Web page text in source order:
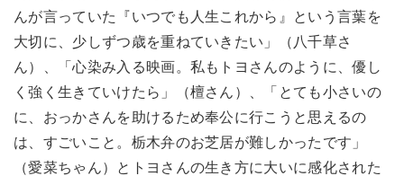
んが言っていた『いつでも人生これから』という言葉を
大切に、少しずつ歳を重ねていきたい」（八千草さ
ん）、「心染み入る映画。私もトヨさんのように、優し
く強く生きていけたら」（檀さん）、「とても小さいの
に、おっかさんを助けるため奉公に行こうと思えるの
は、すごいこと。栃木弁のお芝居が難しかったです」
（愛菜ちゃん）とトヨさんの生き方に大いに感化された